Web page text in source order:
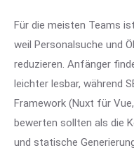
Für die meisten Teams
weil Personalsuche und
reduzieren. Anfänger
leichter lesbar, während
Framework (Nuxt für
bewerten sollten als die
und statische